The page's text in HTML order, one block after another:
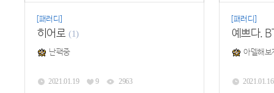
[패러디]
히어로 (1)
난팩중
2021.01.19 9 2963
[패러디]
예쁘다.
아델해보
2021.01.16